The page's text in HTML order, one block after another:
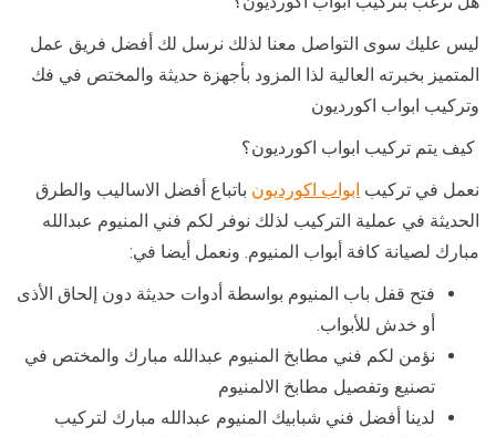
ليس عليك سوى التواصل معنا لذلك نرسل لك أفضل فريق عمل
المتميز بخبرته العالية لذا المزود بأجهزة حديثة والمختص في فك
وتركيب ابواب اكورديون
كيف يتم تركيب ابواب اكورديون؟
نعمل في تركيب ابواب اكورديون باتباع أفضل الاساليب والطرق
الحديثة في عملية التركيب لذلك نوفر لكم فني المنيوم عبدالله
مبارك لصيانة كافة أبواب المنيوم. ونعمل أيضا في:
فتح قفل باب المنيوم بواسطة أدوات حديثة دون إلحاق الأذى
أو خدش للأبواب.
نؤمن لكم فني مطابخ المنيوم عبدالله مبارك والمختص في
تصنيع وتفصيل مطابخ الالمنيوم
لدينا أفضل فني شبابيك المنيوم عبدالله مبارك لتركيب